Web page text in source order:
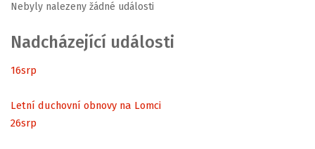
Nebyly nalezeny žádné události
Nadcházející události
16srp
Letní duchovní obnovy na Lomci
26srp